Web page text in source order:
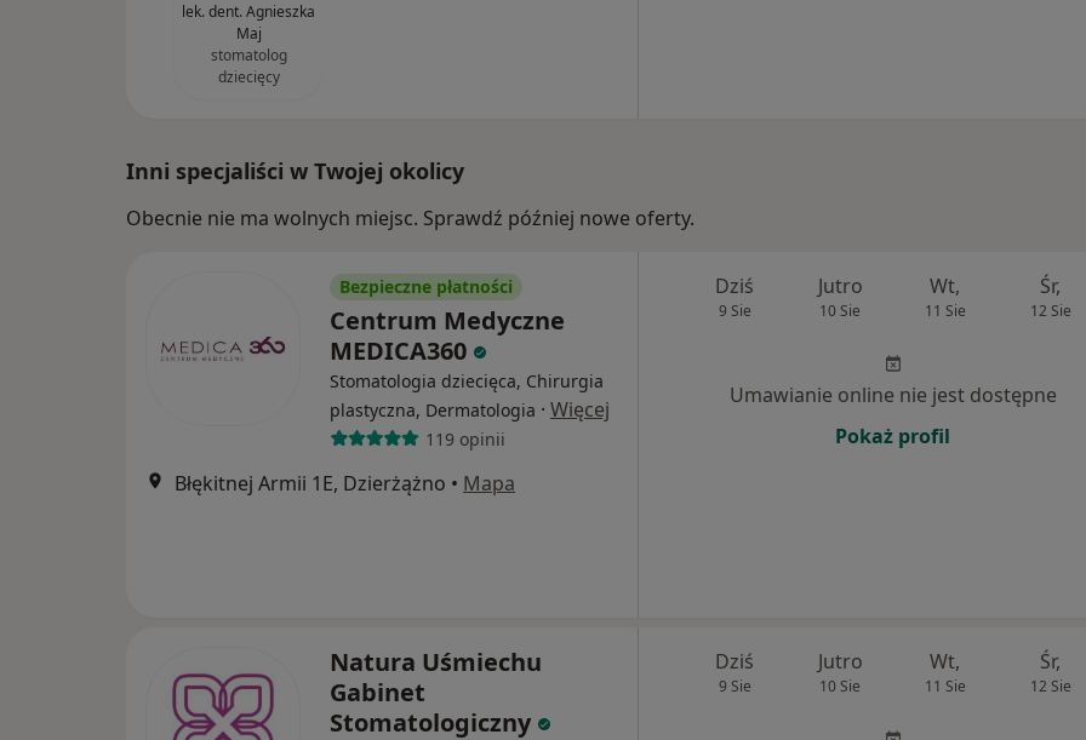
lek. dent. Agnieszka
Maj
stomatolog
dziecięcy
Inni specjaliści w Twojej okolicy
Obecnie nie ma wolnych miejsc. Sprawdź później nowe oferty.
Bezpieczne płatności
Centrum Medyczne
MEDICA360
Stomatologia dziecięca, Chirurgia
plastyczna, Dermatologia · Więcej
119 opinii
Błękitnej Armii 1E, Dzierżążno • Mapa
Dziś
9 Sie
Jutro
10 Sie
Wt,
11 Sie
Śr,
12 Sie
Umawianie online nie jest dostępne
Pokaż profil
Natura Uśmiechu
Gabinet
Stomatologiczny
Dziś
9 Sie
Jutro
10 Sie
Wt,
11 Sie
Śr,
12 Sie